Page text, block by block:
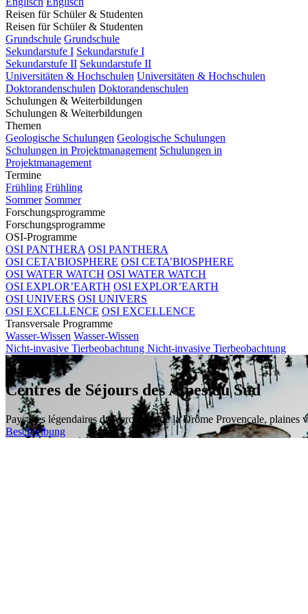
Reisen für Schüler & Studenten
Reisen für Schüler & Studenten
Grundschule Grundschule
Sekundarstufe I Sekundarstufe I
Sekundarstufe II Sekundarstufe II
Universitäten & Hochschulen Universitäten & Hochschulen
Doktorandenschulen Doktorandenschulen
Schulungen & Weiterbildungen
Schulungen & Weiterbildungen
Themen
Geologische Schulungen Geologische Schulungen
Schulungen in Projektmanagement Schulungen in
Projektmanagement
Termine
Frühling Frühling
Sommer Sommer
Forschungsprogramme
Forschungsprogramme
OSI-Programme
OSI PANTHERA OSI PANTHERA
OSI CETA’BIOSPHERE OSI CETA’BIOSPHERE
OSI WATER WATCH OSI WATER WATCH
OSI EXPLOR’EARTH OSI EXPLOR’EARTH
OSI UNIVERS OSI UNIVERS
OSI EXCELLENCE OSI EXCELLENCE
Transversale Programme
Wasser-Wissen Wasser-Wissen
Nicht-invasive Tierbeobachtung Nicht-invasive Tierbeobachtung
Centres de Séjours des Alpes du Sud
Paysages légendaires du Vercors et de la Drôme Provençale,
Beschreibung